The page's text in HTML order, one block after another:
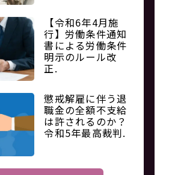
【令和6年4月施
行】労働条件通知
書による労働条件
明示のルール改
正.
懲戒解雇に伴う退
職金の全額不支給
は許されるのか？
令和5年最高裁判.